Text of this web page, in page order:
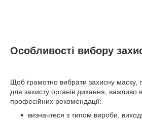
Особливості вибору
Щоб грамотно вибрати захисну маску,
для захисту органів дихання, важливо
професійних рекомендації:
визначтеся з типом вироби,